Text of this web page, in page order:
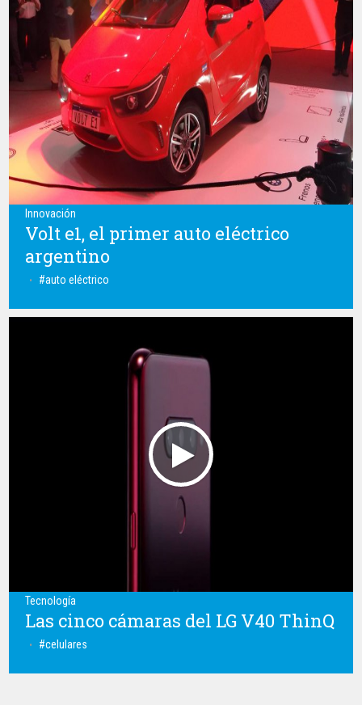
Innovación
Volt e1, el primer auto eléctrico
argentino
auto eléctrico
Tecnología
Las cinco cámaras del LG V40 ThinQ
celulares